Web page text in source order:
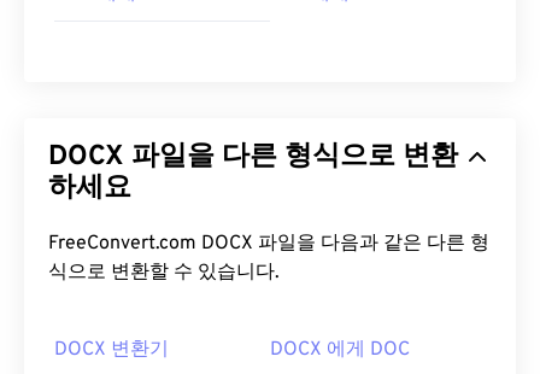
DOCX 파일을 다른 형식으로 변환
하세요
FreeConvert.com DOCX 파일을 다음과 같은 다른 형
식으로 변환할 수 있습니다.
DOCX 변환기 DOCX 에게 DOC